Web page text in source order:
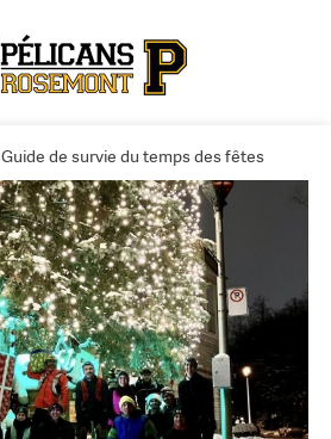
Guide de survie du temps des fêtes